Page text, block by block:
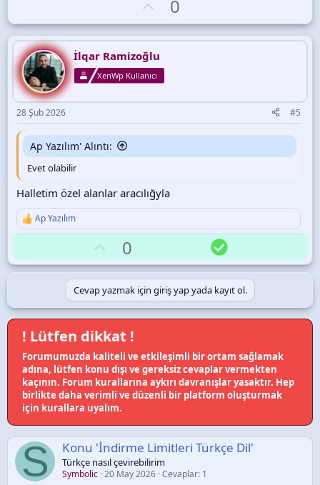
i
l
e
r
:
O
y
l
a
0
İlqar Ramizoğlu
XenWp Kullanıcı
28 Şub 2026 #5
Ap Yazılım' Alıntı:
Evet olabilir
Halletim özel alanlar aracılığyla
T
e
k
i
:
Ap Yazılım
O
y
l
a
0 Ç
ö
z
ü
m
Cevap yazmak için giriş yap yada kayıt ol.
! Lütfen dikkat !
Forumumuzda kaliteli ve etkileşimli bir ortam sağlamak
adına, lütfen konu dışı ve gereksiz cevaplar vermekten
kaçının. Forum kurallarına aykırı davranışlar yasaktır. Hep
birlikte daha verimli ve düzenli bir platform oluşturmak
için kurallara uyalım.
S Konu 'İndirme Limitleri Türkçe Dil'
Türkçe nasıl çevirebilirim
Symbolic 20 May 2026 Cevaplar: 1